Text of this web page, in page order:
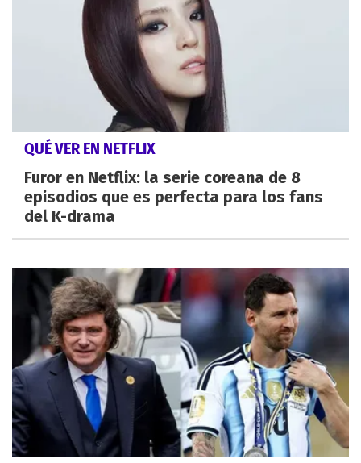
QUÉ VER EN NETFLIX
Furor en Netflix: la serie coreana de 8
episodios que es perfecta para los fans
del K-drama